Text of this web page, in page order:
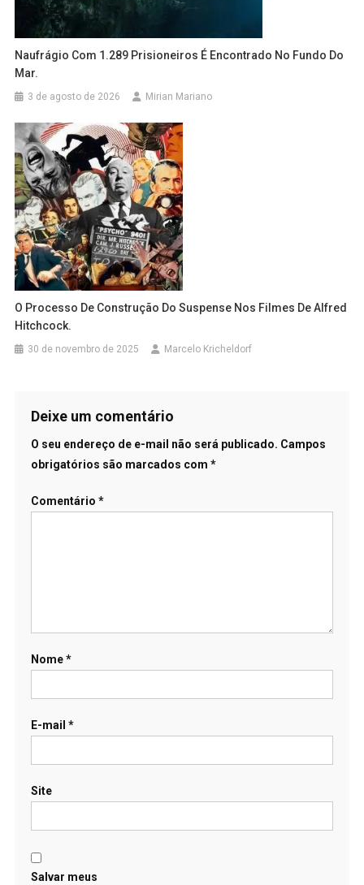
Naufrágio Com 1.289 Prisioneiros É Encontrado No Fundo Do
Mar.
3 de agosto de 2026 Mirian Mariano
O Processo De Construção Do Suspense Nos Filmes De Alfred
Hitchcock.
30 de novembro de 2025 Marcelo Kricheldorf
Deixe um comentário
O seu endereço de e-mail não será publicado. Campos
obrigatórios são marcados com *
Comentário *
Nome*
E-mail *
Site
Salvar meus